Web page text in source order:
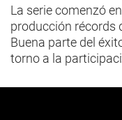
La serie comenzó
producción récords
Buena parte del
torno a la